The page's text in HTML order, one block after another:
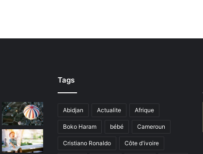
Tags
Abidjan Actualite Afrique
Boko Haram bébé Cameroun
Cristiano Ronaldo Côte d'ivoire